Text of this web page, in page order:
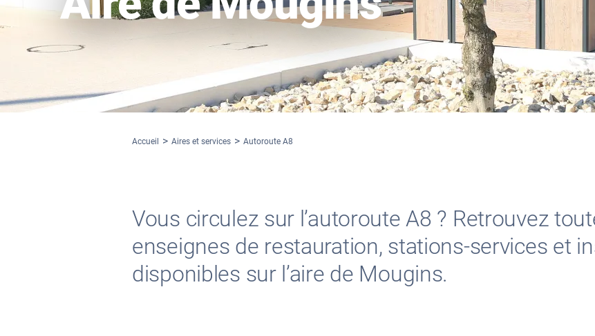
Accueil Aires et services Autoroute A8
Vous circulez sur l’autoroute A8 ? Retrouvez
enseignes de restauration, stations-services et
disponibles sur l’aire de Mougins.